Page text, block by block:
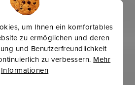
um Ihnen ein komfortables
zu ermöglichen und deren
und Benutzerfreundlichkeit
zu verbessern. Mehr
Informationen
-50 %